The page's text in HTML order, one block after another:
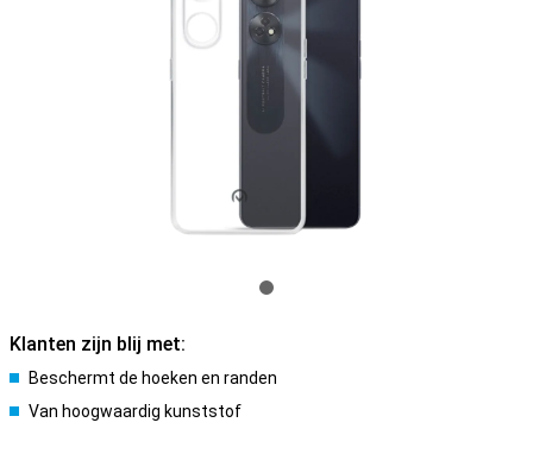
Klanten zijn blij met:
Beschermt de hoeken en randen
Van hoogwaardig kunststof